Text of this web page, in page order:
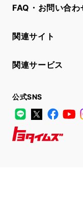
FAQ・お問い合わ
関連サイト
関連サービス
公式SNS
LINE
X